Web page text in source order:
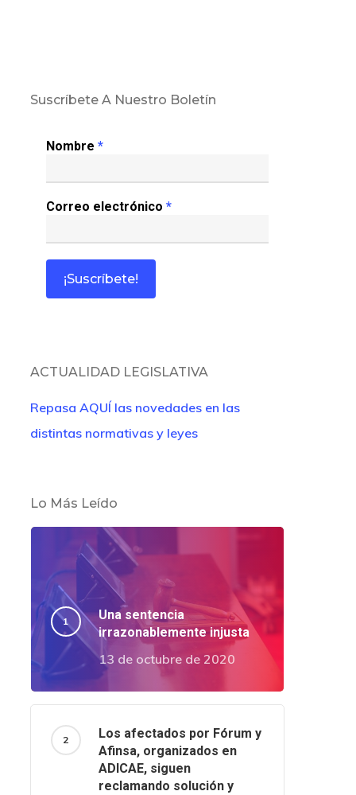
Suscríbete A Nuestro Boletín
Nombre *
Correo electrónico *
ACTUALIDAD LEGISLATIVA
Repasa AQUÍ las novedades en las
distintas normativas y leyes
Lo Más Leído
Una sentencia
irrazonablemente injusta
13 de octubre de 2020
Los afectados por Fórum y
Afinsa, organizados en
ADICAE, siguen
reclamando solución y